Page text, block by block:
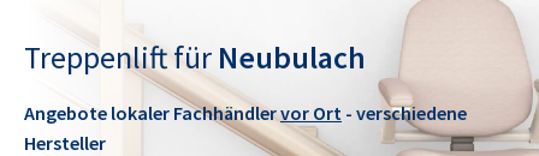
Treppenlift für Neubulach
Angebote lokaler Fachhändlervor Ort - verschiedene
Hersteller